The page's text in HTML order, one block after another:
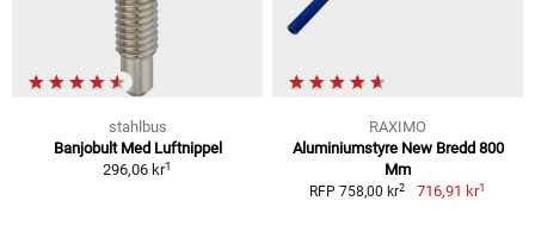
stahlbus
Banjobult Med Luftnippel
296,06 kr1
RAXIMO
Aluminiumstyre New Bredd 800
Mm
RFP 758,00 kr2 716,91 kr1